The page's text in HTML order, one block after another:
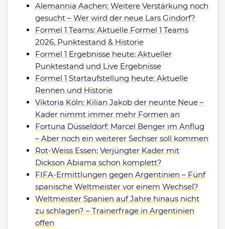
Alemannia Aachen: Weitere Verstärkung noch
gesucht – Wer wird der neue Lars Gindorf?
Formel 1 Teams: Aktuelle Formel 1 Teams
2026, Punktestand & Historie
Formel 1 Ergebnisse heute: Aktueller
Punktestand und Live Ergebnisse
Formel 1 Startaufstellung heute: Aktuelle
Rennen und Historie
Viktoria Köln: Kilian Jakob der neunte Neue –
Kader nimmt immer mehr Formen an
Fortuna Düsseldorf: Marcel Benger im Anflug
– Aber noch ein weiterer Sechser soll kommen
Rot-Weiss Essen: Verjüngter Kader mit
Dickson Abiama schon komplett?
FIFA-Ermittlungen gegen Argentinien – Fünf
spanische Weltmeister vor einem Wechsel?
Weltmeister Spanien auf Jahre hinaus nicht
zu schlagen? – Trainerfrage in Argentinien
offen